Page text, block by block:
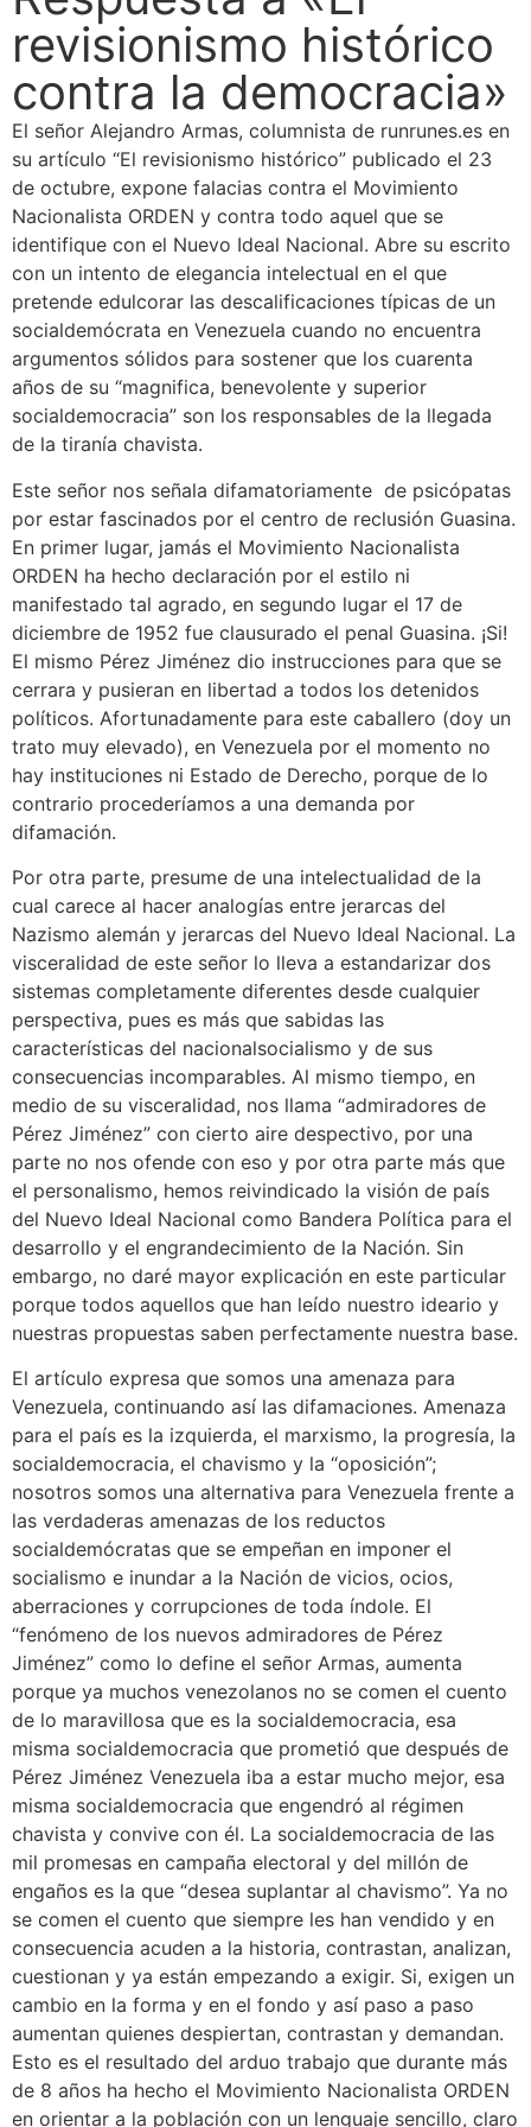
revisionismo histórico
contra la democracia»
El señor Alejandro Armas, columnista de runrunes.es en
su artículo “El revisionismo histórico” publicado el 23
de octubre, expone falacias contra el Movimiento
Nacionalista ORDEN y contra todo aquel que se
identifique con el Nuevo Ideal Nacional. Abre su escrito
con un intento de elegancia intelectual en el que
pretende edulcorar las descalificaciones típicas de un
socialdemócrata en Venezuela cuando no encuentra
argumentos sólidos para sostener que los cuarenta
años de su “magnifica, benevolente y superior
socialdemocracia” son los responsables de la llegada
de la tiranía chavista.
Este señor nos señala difamatoriamente de psicópatas
por estar fascinados por el centro de reclusión Guasina.
En primer lugar, jamás el Movimiento Nacionalista
ORDEN ha hecho declaración por el estilo ni
manifestado tal agrado, en segundo lugar el 17 de
diciembre de 1952 fue clausurado el penal Guasina. ¡Si!
El mismo Pérez Jiménez dio instrucciones para que se
cerrara y pusieran en libertad a todos los detenidos
políticos. Afortunadamente para este caballero (doy un
trato muy elevado), en Venezuela por el momento no
hay instituciones ni Estado de Derecho, porque de lo
contrario procederíamos a una demanda por
difamación.
Por otra parte, presume de una intelectualidad de la
cual carece al hacer analogías entre jerarcas del
Nazismo alemán y jerarcas del Nuevo Ideal Nacional. La
visceralidad de este señor lo lleva a estandarizar dos
sistemas completamente diferentes desde cualquier
perspectiva, pues es más que sabidas las
características del nacionalsocialismo y de sus
consecuencias incomparables. Al mismo tiempo, en
medio de su visceralidad, nos llama “admiradores de
Pérez Jiménez” con cierto aire despectivo, por una
parte no nos ofende con eso y por otra parte más que
el personalismo, hemos reivindicado la visión de país
del Nuevo Ideal Nacional como Bandera Política para el
desarrollo y el engrandecimiento de la Nación. Sin
embargo, no daré mayor explicación en este particular
porque todos aquellos que han leído nuestro ideario y
nuestras propuestas saben perfectamente nuestra base.
El artículo expresa que somos una amenaza para
Venezuela, continuando así las difamaciones. Amenaza
para el país es la izquierda, el marxismo, la progresía, la
socialdemocracia, el chavismo y la “oposición”;
nosotros somos una alternativa para Venezuela frente a
las verdaderas amenazas de los reductos
socialdemócratas que se empeñan en imponer el
socialismo e inundar a la Nación de vicios, ocios,
aberraciones y corrupciones de toda índole. El
“fenómeno de los nuevos admiradores de Pérez
Jiménez” como lo define el señor Armas, aumenta
porque ya muchos venezolanos no se comen el cuento
de lo maravillosa que es la socialdemocracia, esa
misma socialdemocracia que prometió que después de
Pérez Jiménez Venezuela iba a estar mucho mejor, esa
misma socialdemocracia que engendró al régimen
chavista y convive con él. La socialdemocracia de las
mil promesas en campaña electoral y del millón de
engaños es la que “desea suplantar al chavismo”. Ya no
se comen el cuento que siempre les han vendido y en
consecuencia acuden a la historia, contrastan, analizan,
cuestionan y ya están empezando a exigir. Si, exigen un
cambio en la forma y en el fondo y así paso a paso
aumentan quienes despiertan, contrastan y demandan.
Esto es el resultado del arduo trabajo que durante más
de 8 años ha hecho el Movimiento Nacionalista ORDEN
en orientar a la población con un lenguaje sencillo, claro